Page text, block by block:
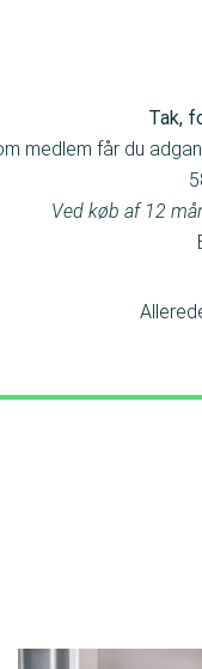
Tak,
medlem får du
Ved køb af 12